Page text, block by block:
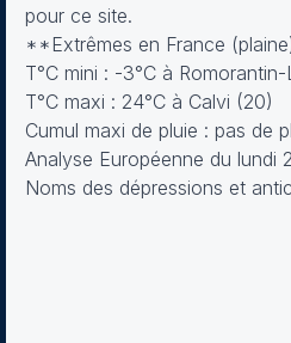
pour ce site.
**Extrêmes en France
T°C mini : -3°C à
T°C maxi : 24°C à Calvi (20)
Cumul maxi de pluie : pas de
Analyse Européenne du lundi
Noms des dépressions et